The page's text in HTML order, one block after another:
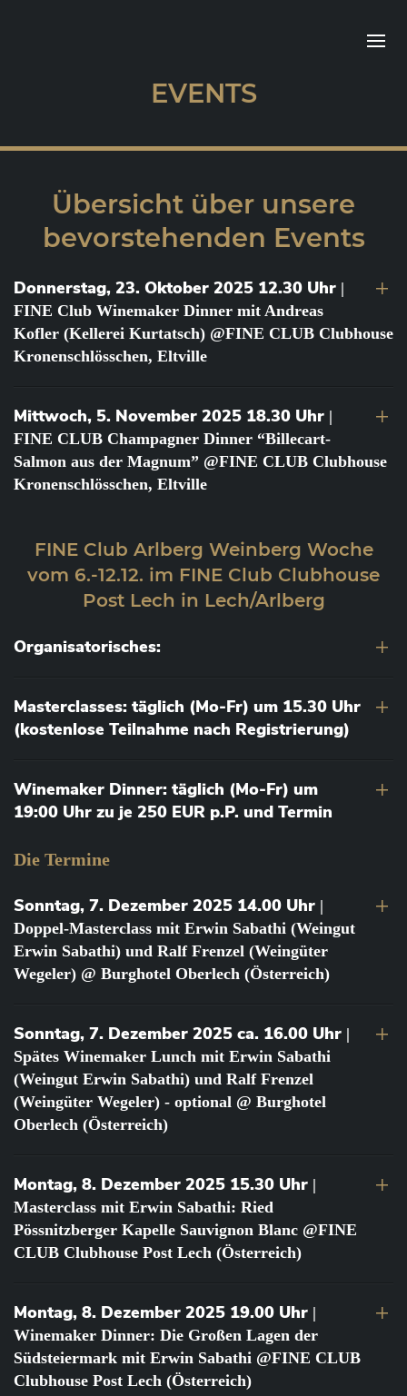
EVENTS
Übersicht über unsere
bevorstehenden Events
Donnerstag, 23. Oktober 2025 12.30 Uhr |
FINE Club Winemaker Dinner mit Andreas
Kofler (Kellerei Kurtatsch) @FINE CLUB Clubhouse
Kronenschlösschen, Eltville
Mittwoch, 5. November 2025 18.30 Uhr |
FINE CLUB Champagner Dinner “Billecart-
Salmon aus der Magnum” @FINE CLUB Clubhouse
Kronenschlösschen, Eltville
FINE Club Arlberg Weinberg Woche
vom 6.-12.12. im FINE Club Clubhouse
Post Lech in Lech/Arlberg
Organisatorisches:
Masterclasses: täglich (Mo-Fr) um 15.30 Uhr
(kostenlose Teilnahme nach Registrierung)
Winemaker Dinner: täglich (Mo-Fr) um
19:00 Uhr zu je 250 EUR p.P. und Termin
Die Termine
Sonntag, 7. Dezember 2025 14.00 Uhr |
Doppel-Masterclass mit Erwin Sabathi (Weingut
Erwin Sabathi) und Ralf Frenzel (Weingüter
Wegeler) @ Burghotel Oberlech (Österreich)
Sonntag, 7. Dezember 2025 ca. 16.00 Uhr |
Spätes Winemaker Lunch mit Erwin Sabathi
(Weingut Erwin Sabathi) und Ralf Frenzel
(Weingüter Wegeler) - optional @ Burghotel
Oberlech (Österreich)
Montag, 8. Dezember 2025 15.30 Uhr |
Masterclass mit Erwin Sabathi: Ried
Pössnitzberger Kapelle Sauvignon Blanc @FINE
CLUB Clubhouse Post Lech (Österreich)
Montag, 8. Dezember 2025 19.00 Uhr |
Winemaker Dinner: Die Großen Lagen der
Südsteiermark mit Erwin Sabathi @FINE CLUB
Clubhouse Post Lech (Österreich)